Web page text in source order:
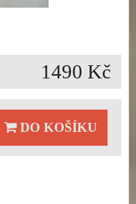
1490 Kč
DO KOŠÍKU